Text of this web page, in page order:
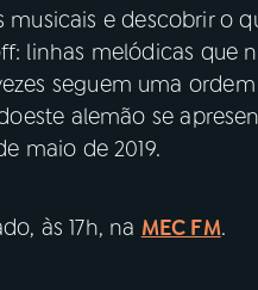
musicais e descobrir o
linhas melódicas que
seguem uma
alemão se
maio de 2019.
às 17h, na MEC FM.